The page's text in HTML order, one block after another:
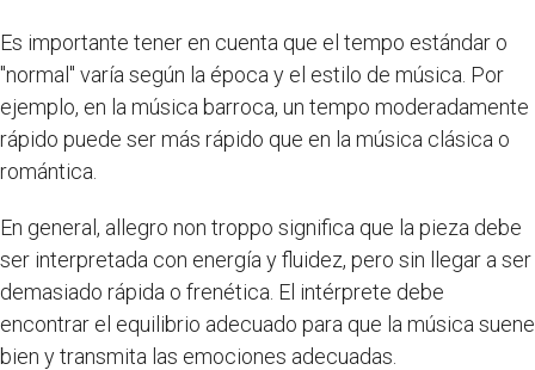
Es importante tener en cuenta que el tempo estándar o
"normal" varía según la época y el estilo de música. Por
ejemplo, en la música barroca, un tempo moderadamente
rápido puede ser más rápido que en la música clásica o
romántica.
En general, allegro non troppo significa que la pieza debe
ser interpretada con energía y fluidez, pero sin llegar a ser
demasiado rápida o frenética. El intérprete debe
encontrar el equilibrio adecuado para que la música suene
bien y transmita las emociones adecuadas.